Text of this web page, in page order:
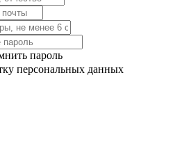
пароль
персональных данных